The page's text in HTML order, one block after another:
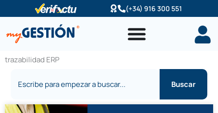
al
contenido
(+34) 916 300 551
trazabilidad ERP
Buscar